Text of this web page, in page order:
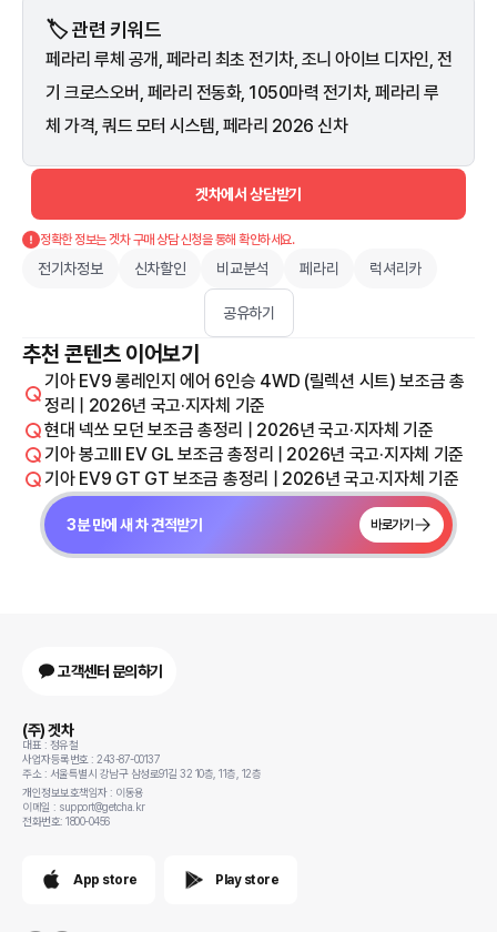
🏷️ 관련 키워드
페라리 루체 공개, 페라리 최초 전기차, 조니 아이브 디자인, 전
기 크로스오버, 페라리 전동화, 1050마력 전기차, 페라리 루
체 가격, 쿼드 모터 시스템, 페라리 2026 신차
겟차에서 상담받기
정확한 정보는 겟차 구매 상담 신청을 통해 확인하세요.
전기차정보 신차할인 비교분석 페라리 럭셔리카
공유하기
추천 콘텐츠 이어보기
기아 EV9 롱레인지 에어 6인승 4WD (릴렉션 시트) 보조금 총
정리 | 2026년 국고·지자체 기준
현대 넥쏘 모던 보조금 총정리 | 2026년 국고·지자체 기준
기아 봉고III EV GL 보조금 총정리 | 2026년 국고·지자체 기준
기아 EV9 GT GT 보조금 총정리 | 2026년 국고·지자체 기준
3분 만에 새 차 견적받기 바로가기
고객센터 문의하기
(주) 겟차
대표 : 정유철
사업자등록번호 : 243-87-00137
주소 : 서울특별시 강남구 삼성로91길 32 10층, 11층, 12층
개인정보보호책임자 : 이동용
이메일 : support@getcha.kr
전화번호: 1800-0456
App store Play store